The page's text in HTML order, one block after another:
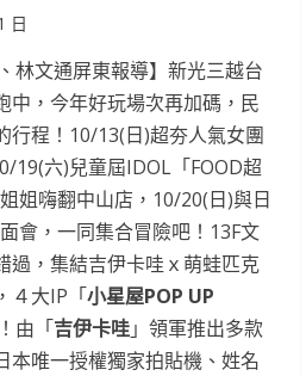
日
林文通屏東報導】新光三越台
中，今年好玩場次再加碼，民
行程！10/13(日)超夯人氣女團
19(六)兒童屆IDOL「FOOD超
姐嗨翻中山店，10/20(日)與日
會，一同集合冒險吧！13F文
過，集結吉伊卡哇ｘ萌蛙匹克
４大IP「小星屋POP UP
由「吉伊卡哇」領軍推出多款
本唯一授權獨家拍貼機、姓名